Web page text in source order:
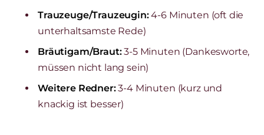
Trauzeuge/Trauzeugin:4-6 Minuten (oft die
unterhaltsamste Rede)
Bräutigam/Braut:3-5 Minuten (Dankesworte,
müssen nicht lang sein)
Weitere Redner:3-4 Minuten (kurz und
knackig ist besser)